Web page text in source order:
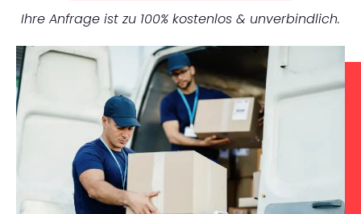
Ihre Anfrage ist zu 100% kostenlos & unverbindlich.